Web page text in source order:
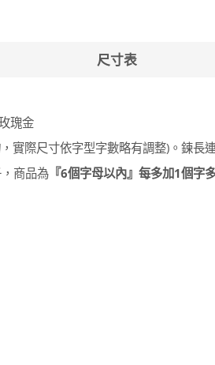
尺寸表
瑰金
實際尺寸依字型字數略有調整)。鍊長
商品為 『6個字母以內』每多加1個字